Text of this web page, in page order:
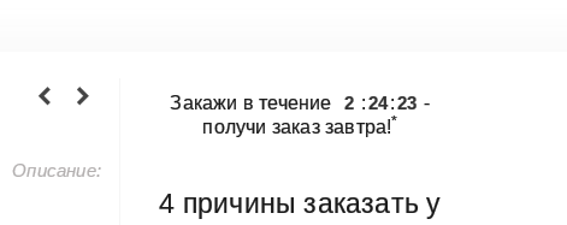
Описание:
Закажи в течение 2 :24:23 -
получи заказ завтра!*
4 причины заказать у